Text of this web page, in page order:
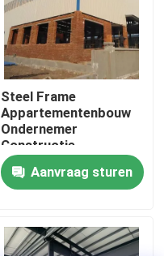
Steel Frame
Appartementenbouw
Ondernemer
Constructie
Warehouse
Aanvraag sturen